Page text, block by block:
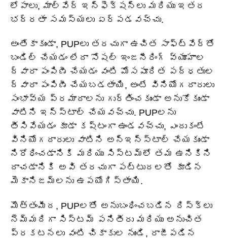
లోపాలు, మాల్వేర్ ఇన్‌ఫెక్షన్‌లు మరియు ఇతర
భద్రతా సమస్యలు ఏర్పడవచ్చు.
అంతేకాకుండా, PUPలు తరచుగా ఉచిత సాఫ్ట్‌వేర్‌తో
బండిల్ చేయడం లేదా సోషల్ ఇంజనీరింగ్ వ్యూహాల
ద్వారా పంపిణీ చేయడం వంటి మోసపూరిత పద్ధతుల
ద్వారా పంపిణీ చేయబడతాయి, అంటే వినియోగదారులు
సంభావ్య ప్రమాదాలను గుర్తించకుండా అనుకోకుండా
వాటిని ఇన్‌స్టాల్ చేయవచ్చు. PUPలను
తీసివేయడం కూడా కష్టంగా ఉండవచ్చు, ఎందుకంటే
వినియోగదారులు వాటిని అన్‌ఇన్‌స్టాల్ చేయకుండా
నిరోధించడానికి మరియు సిస్టమ్‌లో తమ ఉనికిని
దాచడానికి అవి తరచుగా పట్టుదలతో కూడిన
మెకానిజమ్‌లను ఉపయోగిస్తాయి.
మొత్తంమీద, PUPలతో అనుబంధించబడిన రిస్క్‌లు
నెమ్మదిగా సిస్టమ్ పనితీరు మరియు అనుచిత
ప్రకటనలు వంటి చికాకుల నుండి, రాజీపడిన